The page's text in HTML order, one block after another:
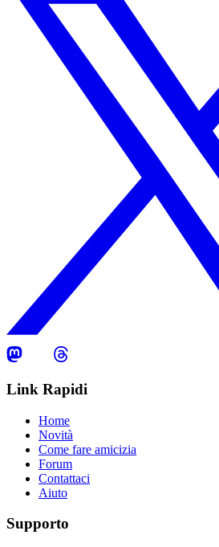
Link Rapidi
Home
Novità
Come fare amicizia
Forum
Contattaci
Aiuto
Supporto